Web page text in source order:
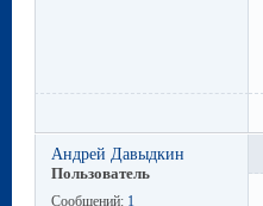
Андрей Давыдкин
Пользователь
Сообщений: 1